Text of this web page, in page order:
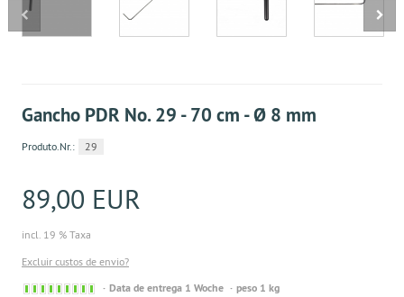
Gancho PDR No. 29 - 70 cm - Ø 8 mm
Produto.Nr.: 29
89,00 EUR
incl. 19 % Taxa
Excluir custos de envio?
Sofort
Data de entrega 1 Woche peso 1 kg